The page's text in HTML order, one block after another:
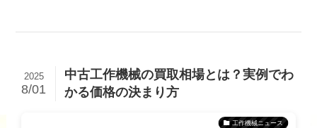
中古工作機械の買取相場とは？実例でわ
かる価格の決まり方
2025
8/01
工作機械ニュース